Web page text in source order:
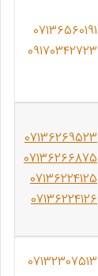
07136560191
09170342723
07136269523
07136266875
07136224125
07136224126
07132307513